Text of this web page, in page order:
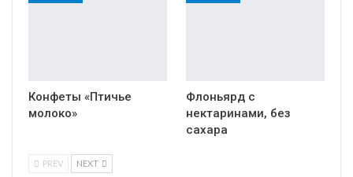
Конфеты «Птичье
молоко»
Флоньярд с
нектаринами, без
сахара
PREV NEXT